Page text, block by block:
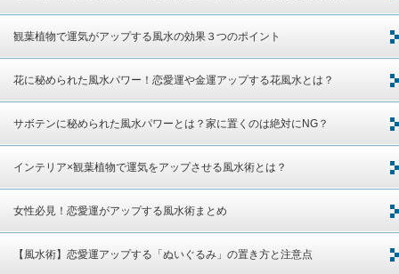
観葉植物で運気がアップする風水の効果３つのポイント
花に秘められた風水パワー！恋愛運や金運アップする花風水とは？
サボテンに秘められた風水パワーとは？家に置くのは絶対にNG？
インテリア×観葉植物で運気をアップさせる風水術とは？
女性必見！恋愛運がアップする風水術まとめ
【風水術】恋愛運アップする「ぬいぐるみ」の置き方と注意点